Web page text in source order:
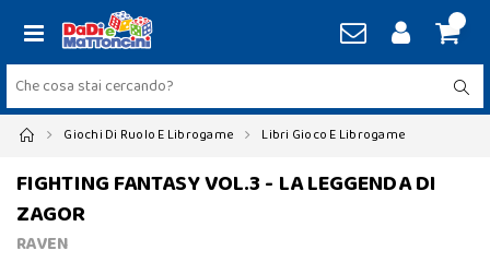
Giochi Di Ruolo E Librogame Libri Gioco E Librogame
FIGHTING FANTASY VOL.3 - LA LEGGENDA DI
ZAGOR
RAVEN